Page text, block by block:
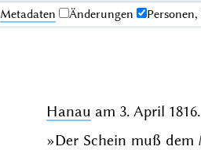
Me­ta­da­ten Änderungen
Hanau am 3. April 1816.
»Der Schein muß dem